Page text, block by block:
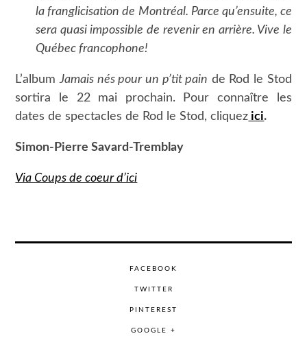
la franglicisation de Montréal. Parce qu’ensuite, ce
sera quasi impossible de revenir en arrière. Vive le
Québec francophone!
L’albumJamais nés pour un p’tit pain de Rod le Stod
sortira le 22 mai prochain. Pour connaître les
dates de spectacles de Rod le Stod, cliquez ici.
Simon-Pierre Savard-Tremblay
Via Coups de coeur d’ici
FACEBOOK
TWITTER
PINTEREST
GOOGLE +